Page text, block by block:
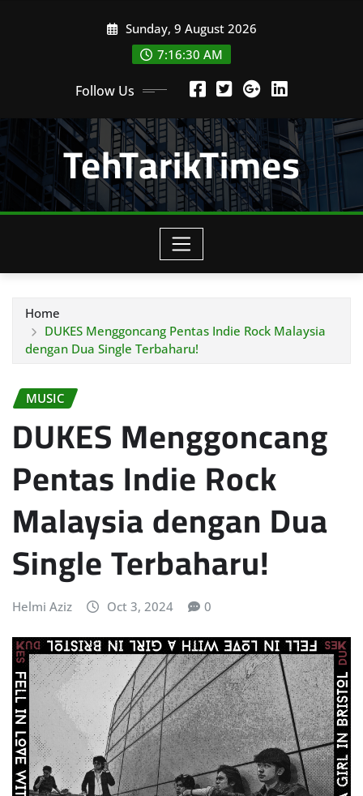
Sunday, 9 August 2026
7:16:32 AM
Follow Us
TehTarikTimes
Home
DUKES Menggoncang Pentas Indie Rock Malaysia
dengan Dua Single Terbaharu!
MUSIC
DUKES Menggoncang
Pentas Indie Rock
Malaysia dengan Dua
Single Terbaharu!
Helmi Aziz Oct 3, 2024 0